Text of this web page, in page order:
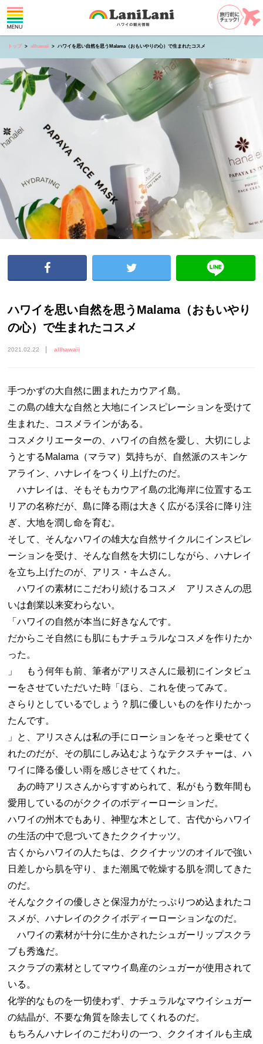
トップ allhawaii ハワイを思い自然を思うMalama（おもいやりの心）で生まれたコスメ
ハワイを思い自然を思うMalama（おもいやり
の心）で生まれたコスメ
2021.02.22 allhawaii
手つかずの大自然に囲まれたカウアイ島。
この島の雄大な自然と大地にインスピレーションを受けて
生まれた、コスメラインがある。
コスメクリエーターの、ハワイの自然を愛し、大切にしよ
うとするMalama（マラマ）気持ちが、自然派のスキンケ
アライン、ハナレイをつくり上げたのだ。
ハナレイは、そもそもカウアイ島の北海岸に位置するエ
リアの名称だが、島に降る雨は大きく広がる渓谷に降り注
ぎ、大地を潤し命を育む。
そして、そんなハワイの雄大な自然サイクルにインスピレ
ーションを受け、そんな自然を大切にしながら、ハナレイ
を立ち上げたのが、アリス・キムさん。
ハワイの素材にこだわり続けるコスメ アリスさんの思
いは創業以来変わらない。
「ハワイの自然が本当に好きなんです。
だからこそ自然にも肌にもナチュラルなコスメを作りたか
った。
」 もう何年も前、筆者がアリスさんに最初にインタビュ
ーをさせていただいた時「ほら、これを使ってみて。
さらりとしているでしょう？肌に優しいものを作りたかっ
たんです。
」と、アリスさんは私の手にローションをそっと乗せてく
れたのだが、その肌にしみ込むようなテクスチャーは、ハ
ワイに降る優しい雨を感じさせてくれた。
あの時アリスさんからすすめられて、私がもう数年間も
愛用しているのがククイのボディーローションだ。
ハワイの州木でもあり、神聖な木として、古代からハワイ
の生活の中で息づいてきたククイナッツ。
古くからハワイの人たちは、ククイナッツのオイルで強い
日差しから肌を守り、また潮風で乾燥する肌を潤してきた
のだ。
そんなククイの優しさと保湿力がたっぷりつめ込まれたコ
スメが、ハナレイのククイボディーローションなのだ。
ハワイの素材が十分に生かされたシュガーリップスクラ
ブも秀逸だ。
スクラブの素材としてマウイ島産のシュガーが使用されて
いる。
化学的なものを一切使わず、ナチュラルなマウイシュガー
の結晶が、不要な角質を除去してくれるのだ。
もちろんハナレイのこだわりの一つ、ククイオイルも主成